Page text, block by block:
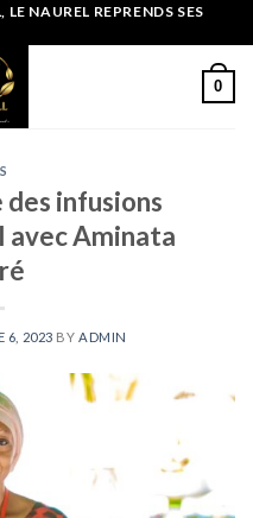
NAUREL REPRENDS SES
0
infusions
Aminata
6, 2023 BY ADMIN